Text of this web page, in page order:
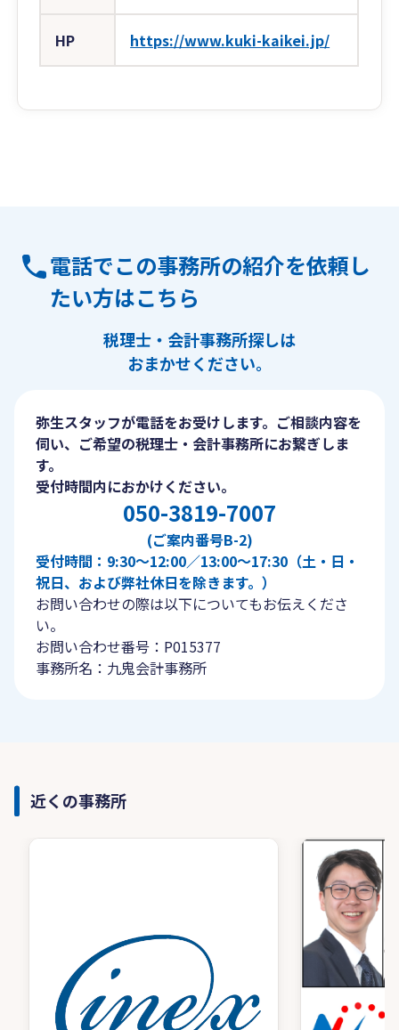
HP https://www.kuki-kaikei.jp/
電話でこの事務所の紹介を依頼し
たい方はこちら
税理士・会計事務所探しは
おまかせください。
弥生スタッフが電話をお受けします。ご相談内容を
伺い、ご希望の税理士・会計事務所にお繋ぎしま
す。
受付時間内におかけください。
050-3819-7007
(ご案内番号B-2)
受付時間：9:30〜12:00／13:00〜17:30（土・日・
祝日、および弊社休日を除きます。）
お問い合わせの際は以下についてもお伝えくださ
い。
お問い合わせ番号：P015377
事務所名：九鬼会計事務所
近くの事務所